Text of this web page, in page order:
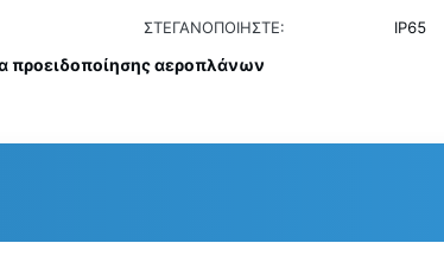
ΣΤΕΓΑΝΟΠΟΙΗΣΤΕ:
IP65
προειδοποίησης αεροπλάνων